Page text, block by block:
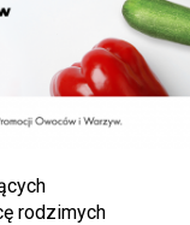
rodzimych